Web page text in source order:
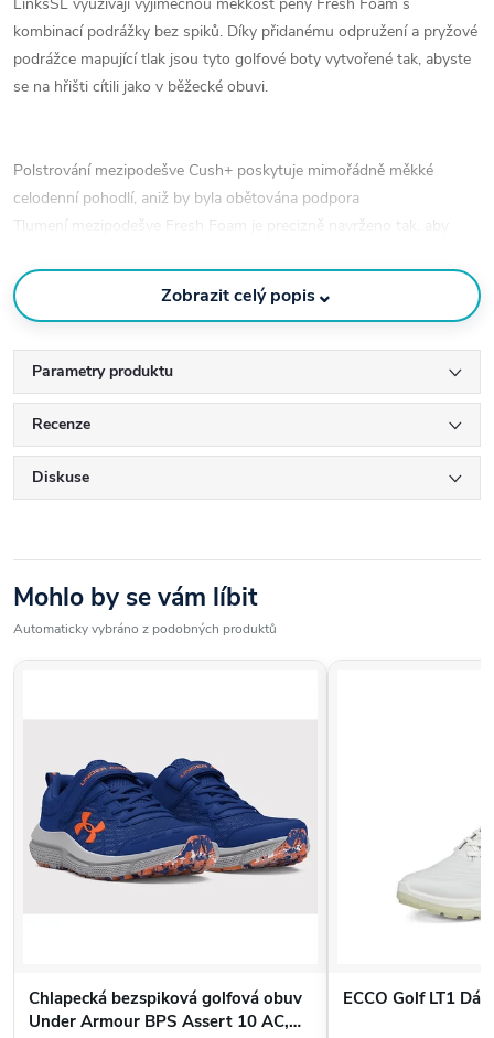
kombinací podrážky bez spiků. Díky přidanému odpružení a pryžové
podrážce mapující tlak jsou tyto golfové boty vytvořené tak, abyste
se na hřišti cítili jako v běžecké obuvi.
Polstrování mezipodešve Cush+ poskytuje mimořádně měkké
celodenní pohodlí, aniž by byla obětována podpora
Tlumení mezipodešve Fresh Foam je precizně navrženo tak, aby
Inteligentní gumová podrážka bez spiků má barvy mapující tlak,
které zvýrazňují klíčové výkonnostní zóny
očními výstupky z TPU
Svařovaná ochrana proti vodě v přední části chodidla
Zaregistrujte se a nakupte toto zboží ještě výhodněji!
Zobrazit celý popis⌄
Parametry produktu
Recenze
Diskuse
Mohlo by se vám líbit
Automaticky vybráno z podobných produktů
Chlapecká bezspiková golfová obuv
Under Armour BPS Assert 10 AC,
ECCO Golf LT1